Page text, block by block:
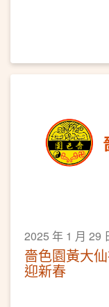
2025 年 1 月 29
嗇色園黃大
迎新春